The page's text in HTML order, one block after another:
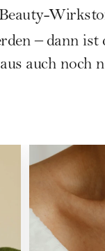
– dann
auch noch